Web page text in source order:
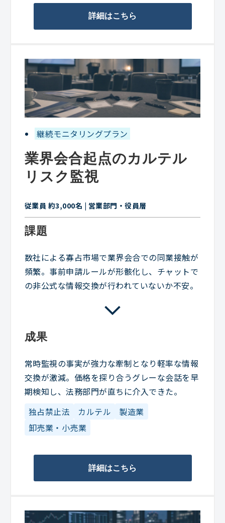
詳細はこちら
継続モニタリングプラン
業界会合起点のカルテル
リスク監視
従業員 約3,000名 | 営業部門・役員層
課題
数社による寡占市場で業界会合での同業接触が
頻繁。事前申請ルールが形骸化し、チャットで
の非公式な情報交換が行われていないか不安。
成果
常時監視の事実が強力な牽制となり軽率な情報
交換が激減。価格を探り合うグレーな会話を早
期検知し、法務部門が直ちに介入できた。
独占禁止法
カルテル
製造業
卸売業・小売業
詳細はこちら